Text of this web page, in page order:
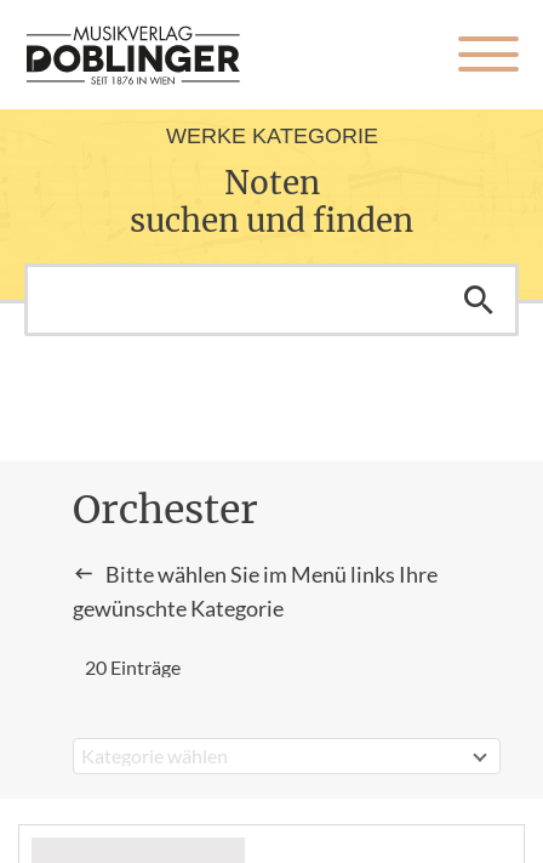
WERKE KATEGORIE
Noten
suchen und finden
Orchester
Bitte wählen Sie im Menü links Ihre
gewünschte Kategorie
20 Einträge
Kategorie wählen